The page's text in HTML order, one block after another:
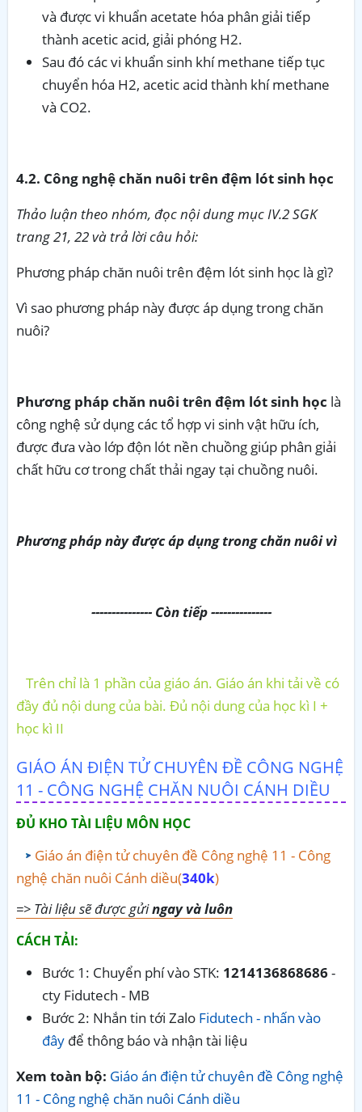
và được vi khuẩn acetate hóa phân giải tiếp
thành acetic acid, giải phóng H2.
Sau đó các vi khuẩn sinh khí methane tiếp tục
chuyển hóa H2, acetic acid thành khí methane
và CO2.
4.2. Công nghệ chăn nuôi trên đệm lót sinh học
Thảo luận theo nhóm, đọc nội dung mục IV.2 SGK
trang 21, 22 và trả lời câu hỏi:
Phương pháp chăn nuôi trên đệm lót sinh học là gì?
Vì sao phương pháp này được áp dụng trong chăn
nuôi?
Phương pháp chăn nuôi trên đệm lót sinh học là
công nghệ sử dụng các tổ hợp vi sinh vật hữu ích,
được đưa vào lớp độn lót nền chuồng giúp phân giải
chất hữu cơ trong chất thải ngay tại chuồng nuôi.
Phương pháp này được áp dụng trong chăn nuôi vì
--------------- Còn tiếp ---------------
Trên chỉ là 1 phần của giáo án. Giáo án khi tải về có
đầy đủ nội dung của bài. Đủ nội dung của học kì I +
học kì II
GIÁO ÁN ĐIỆN TỬ CHUYÊN ĐỀ CÔNG NGHỆ
11 - CÔNG NGHỆ CHĂN NUÔI CÁNH DIỀU
ĐỦ KHO TÀI LIỆU MÔN HỌC
Giáo án điện tử chuyên đề Công nghệ 11 - Công
nghệ chăn nuôi Cánh diều(340k)
=> Tài liệu sẽ được gửingay và luôn
CÁCH TẢI:
Bước 1: Chuyển phí vào STK: 1214136868686-
cty Fidutech - MB
Bước 2: Nhắn tin tới Zalo Fidutech - nhấn vào
đây để thông báo và nhận tài liệu
Xem toàn bộ: Giáo án điện tử chuyên đề Công nghệ
11 - Công nghệ chăn nuôi Cánh diều